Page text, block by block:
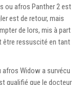
ou afros Panther 2 est
est de retour, mais
de lors, mis à part
être ressuscité en tant
Widow a survécu
qualifié que le docteur